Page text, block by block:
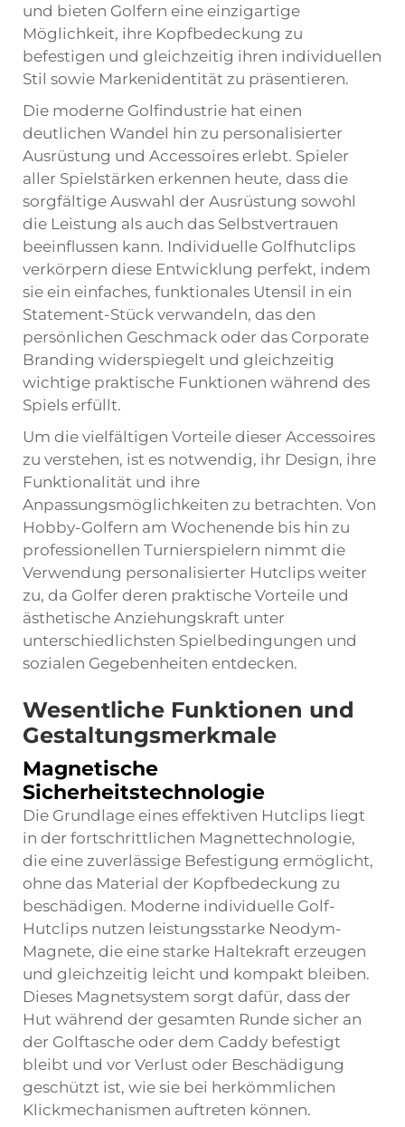
und bieten Golfern eine einzigartige
Möglichkeit, ihre Kopfbedeckung zu
befestigen und gleichzeitig ihren individuellen
Stil sowie Markenidentität zu präsentieren.
Die moderne Golfindustrie hat einen
deutlichen Wandel hin zu personalisierter
Ausrüstung und Accessoires erlebt. Spieler
aller Spielstärken erkennen heute, dass die
sorgfältige Auswahl der Ausrüstung sowohl
die Leistung als auch das Selbstvertrauen
beeinflussen kann. Individuelle Golfhutclips
verkörpern diese Entwicklung perfekt, indem
sie ein einfaches, funktionales Utensil in ein
Statement-Stück verwandeln, das den
persönlichen Geschmack oder das Corporate
Branding widerspiegelt und gleichzeitig
wichtige praktische Funktionen während des
Spiels erfüllt.
Um die vielfältigen Vorteile dieser Accessoires
zu verstehen, ist es notwendig, ihr Design, ihre
Funktionalität und ihre
Anpassungsmöglichkeiten zu betrachten. Von
Hobby-Golfern am Wochenende bis hin zu
professionellen Turnierspielern nimmt die
Verwendung personalisierter Hutclips weiter
zu, da Golfer deren praktische Vorteile und
ästhetische Anziehungskraft unter
unterschiedlichsten Spielbedingungen und
sozialen Gegebenheiten entdecken.
Wesentliche Funktionen und
Gestaltungsmerkmale
Magnetische
Sicherheitstechnologie
Die Grundlage eines effektiven Hutclips liegt
in der fortschrittlichen Magnettechnologie,
die eine zuverlässige Befestigung ermöglicht,
ohne das Material der Kopfbedeckung zu
beschädigen. Moderne individuelle Golf-
Hutclips nutzen leistungsstarke Neodym-
Magnete, die eine starke Haltekraft erzeugen
und gleichzeitig leicht und kompakt bleiben.
Dieses Magnetsystem sorgt dafür, dass der
Hut während der gesamten Runde sicher an
der Golftasche oder dem Caddy befestigt
bleibt und vor Verlust oder Beschädigung
geschützt ist, wie sie bei herkömmlichen
Klickmechanismen auftreten können.